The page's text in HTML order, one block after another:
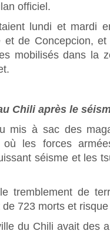
officiel.
lundi et mardi
de Concepcion,
mobilisés dans la
Chili après le
mis à sac des
où les forces
séisme et les
tremblement de
723 morts et risque
du Chili avait des